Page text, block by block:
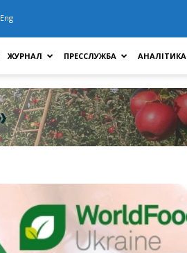
Eng
ЖУРНАЛ ПРЕССЛУЖБА АНАЛІТИКА